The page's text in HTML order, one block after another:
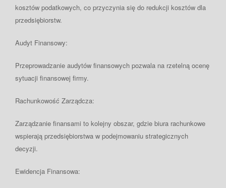
kosztów podatkowych, co przyczynia się do redukcji kosztów dla
przedsiębiorstw.
Audyt Finansowy:
Przeprowadzanie audytów finansowych pozwala na rzetelną ocenę
sytuacji finansowej firmy.
Rachunkowość Zarządcza:
Zarządzanie finansami to kolejny obszar, gdzie biura rachunkowe
wspierają przedsiębiorstwa w podejmowaniu strategicznych
decyzji.
Ewidencja Finansowa: